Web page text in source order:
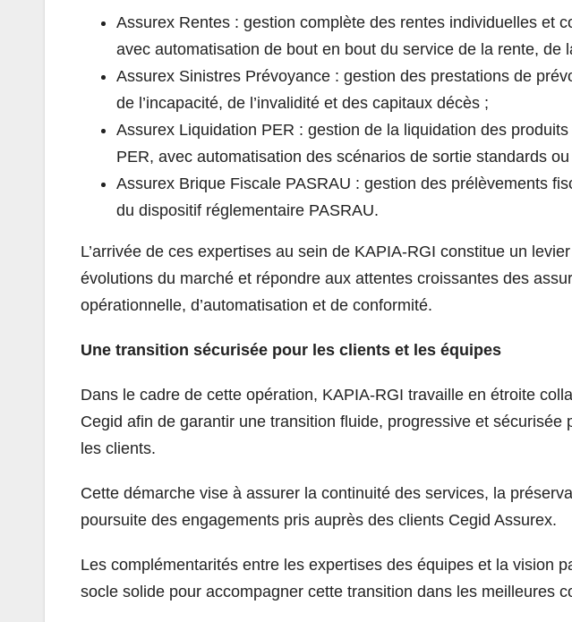
Assurex Rentes : gestion complète des rentes individuelles et
avec automatisation de bout en bout du service de la rente, de
Assurex Sinistres Prévoyance : gestion des prestations de
de l’incapacité, de l’invalidité et des capitaux décès ;
Assurex Liquidation PER : gestion de la liquidation des
PER, avec automatisation des scénarios de sortie standards
Assurex Brique Fiscale PASRAU : gestion des prélèvements
du dispositif réglementaire PASRAU.
L’arrivée de ces expertises au sein de KAPIA-RGI constitue un
évolutions du marché et répondre aux attentes croissantes des
opérationnelle, d’automatisation et de conformité.
Une transition sécurisée pour les clients et les équipes
Dans le cadre de cette opération, KAPIA-RGI travaille en étroite
Cegid afin de garantir une transition fluide, progressive et sécurisée
les clients.
Cette démarche vise à assurer la continuité des services, la
poursuite des engagements pris auprès des clients Cegid Assurex.
Les complémentarités entre les expertises des équipes et la vision
socle solide pour accompagner cette transition dans les meilleures